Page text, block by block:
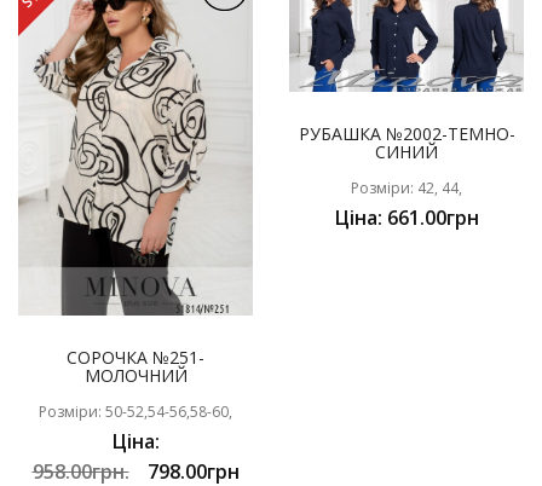
СОРОЧКА №251-
МОЛОЧНИЙ
Розміри: 50-52,54-56,58-60,
Ціна:
958.00грн.
798.00грн
РУБАШКА №2002-ТЕМНО-
СИНИЙ
Розміри: 42, 44,
Ціна: 661.00грн